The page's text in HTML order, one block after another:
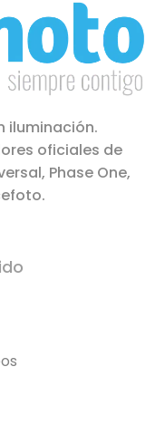
iluminación.
oficiales de
Phase One,